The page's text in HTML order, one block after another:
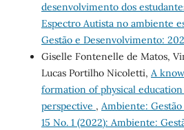
desenvolvimento dos
Espectro Autista no ambiente
Gestão e Desenvolvimento:
Giselle Fontenelle de Matos,
Lucas Portilho Nicoletti, A
formation of physical
perspective , Ambiente:
15 No. 1 (2022): Ambiente: